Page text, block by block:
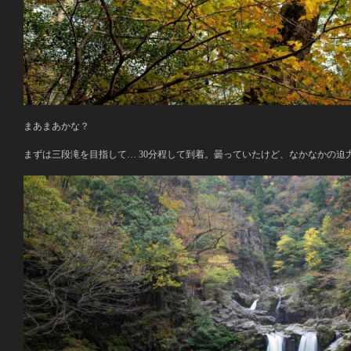
まあまあかな？
まずは三段滝を目指して… 30分程して到着。曇っていたけど、なかなかの迫